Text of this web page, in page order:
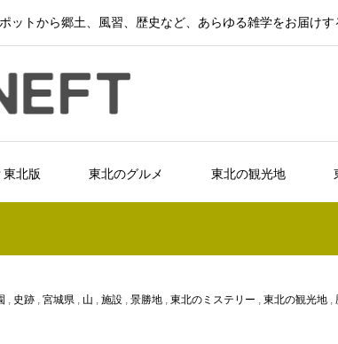
ットから郷土、風習、歴史など、あらゆる雑学をお届けす
東北版 東北のグルメ 東北の観光地
, 史跡 , 宮城県 , 山 , 施設 , 景勝地 , 東北のミステリー , 東北の観光地 ,